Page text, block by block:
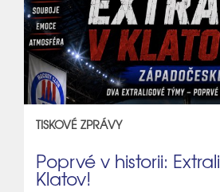
TISKOVÉ ZPRÁVY
Poprvé v historii:
Klatov!